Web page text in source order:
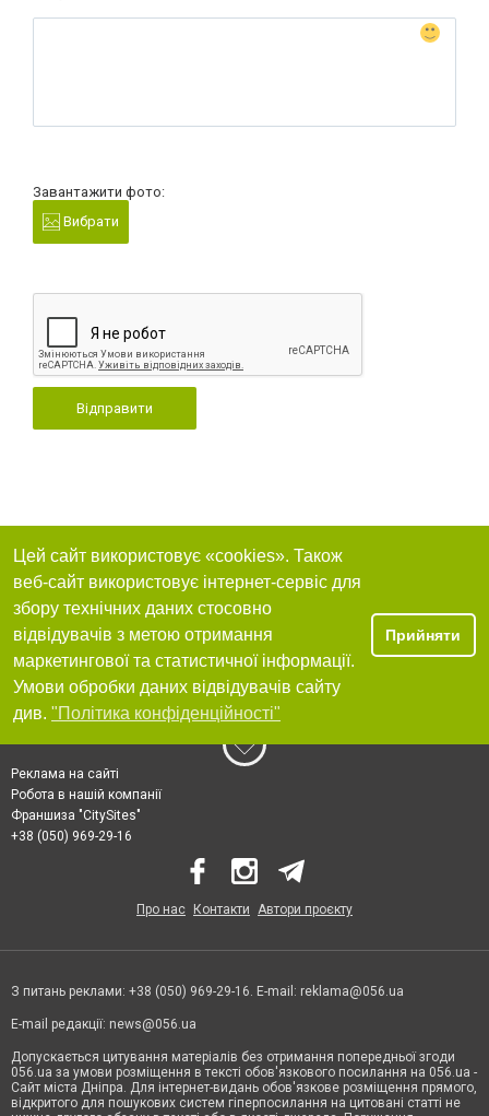
Завантажити фото:
Вибрати
Відправити
Цей сайт використовує «cookies». Також
веб-сайт використовує інтернет-сервіс для
збору технічних даних стосовно
відвідувачів з метою отримання
маркетингової та статистичної інформації.
Умови обробки даних відвідувачів сайту
див. "Політика конфіденційності"
Прийняти
Реклама на сайті
Робота в нашій компанії
Франшиза "CitySites"
+38 (050) 969-29-16
Про нас Контакти Автори проєкту
З питань реклами: +38 (050) 969-29-16. E-mail: reklama@056.ua
E-mail редакції: news@056.ua
Допускається цитування матеріалів без отримання попередньої згоди
056.ua за умови розміщення в тексті обов'язкового посилання на 056.ua -
Сайт міста Дніпра. Для інтернет-видань обов'язкове розміщення прямого,
відкритого для пошукових систем гіперпосилання на цитовані статті не